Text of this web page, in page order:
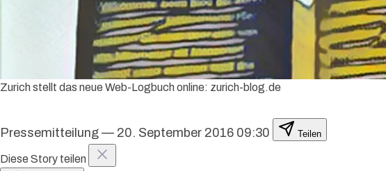
Zurich stellt das neue Web-Logbuch online: zurich-blog.de
Pressemitteilung — 20. September 2016 09:30 Teilen
Diese Story teilen